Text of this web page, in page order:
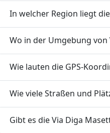
In welcher Region liegt
Wo in der Umgebung
Wie lauten die GPS-
Wie viele Straßen und
Gibt es die Via Diga